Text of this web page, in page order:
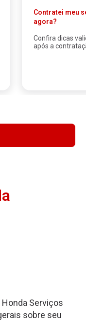
Contratei meu
agora?
Confira dicas
após a
Serviços
sobre seu